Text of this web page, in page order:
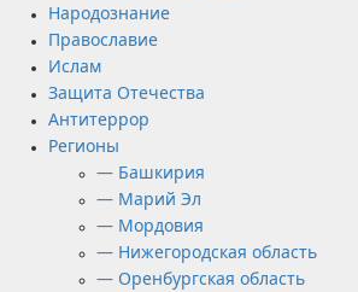
Народознание
Православие
Ислам
Защита Отечества
Антитеррор
Регионы
— Башкирия
— Марий Эл
— Мордовия
— Нижегородская область
— Оренбургская область